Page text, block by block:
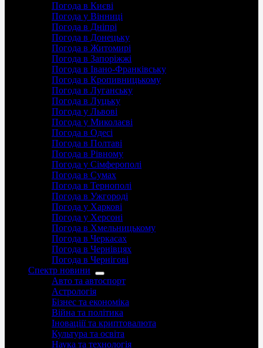
Погода в Києві
Погода у Вінниці
Погода в Дніпрі
Погода в Донецьку
Погода в Житомирі
Погода в Запоріжжі
Погода в Івано-Франківську
Погода в Кропивницькому
Погода в Луганську
Погода в Луцьку
Погода у Львові
Погода у Миколаєві
Погода в Одесі
Погода в Полтаві
Погода в Рівному
Погода у Сімферополі
Погода в Сумах
Погода в Тернополі
Погода в Ужгороді
Погода у Харкові
Погода у Херсоні
Погода в Хмельницькому
Погода в Черкасах
Погода в Чернівцях
Погода в Чернігові
Спектр новини
Авто та автоспорт
Астрологія
Бізнес та економіка
Війна та політика
Іноваціії та криптовалюта
Культура та освіта
Наука та технологія